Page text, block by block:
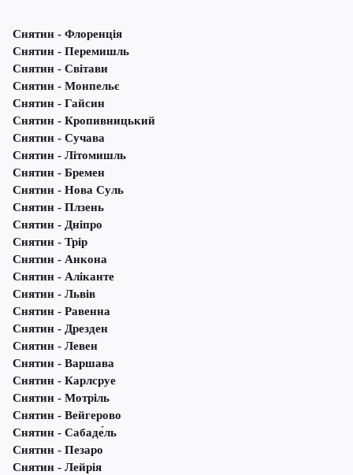
Снятин - Флоренція
Снятин - Перемишль
Снятин - Світави
Снятин - Монпельє
Снятин - Гайсин
Снятин - Кропивницький
Снятин - Сучава
Снятин - Літомишль
Снятин - Бремен
Снятин - Нова Суль
Снятин - Плзень
Снятин - Дніпро
Снятин - Трір
Снятин - Анкона
Снятин - Аліканте
Снятин - Львів
Снятин - Равенна
Снятин - Дрезден
Снятин - Левен
Снятин - Варшава
Снятин - Карлсруе
Снятин - Мотріль
Снятин - Вейгерово
Снятин - Сабаде́ль
Снятин - Пезаро
Снятин - Лейрія